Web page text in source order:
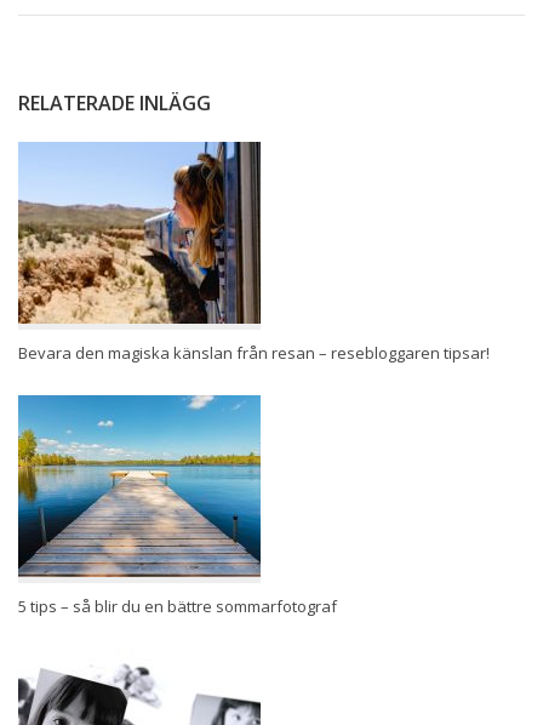
RELATERADE INLÄGG
Bevara den magiska känslan från resan – resebloggaren tipsar!
5 tips – så blir du en bättre sommarfotograf